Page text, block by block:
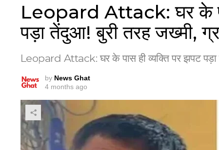
Leopard Attack: घर के
पड़ा तेंदुआ! बुरी तरह जख्मी,
Leopard Attack: घर के पास ही व्यक्ति पर झपट पड़ा
by News Ghat
4 months ago